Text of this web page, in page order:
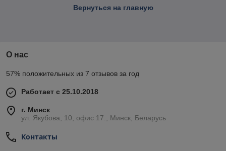
Вернуться на главную
О нас
57% положительных из 7 отзывов за год
Работает с 25.10.2018
г. Минск
ул. Якубова, 10, офис 17., Минск, Беларусь
Контакты